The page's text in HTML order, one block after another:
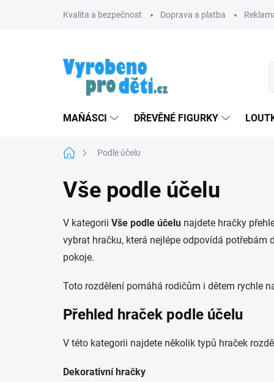
Kvalita a bezpečnost Doprava a platba
MAŇÁSCI DŘEVĚNÉ FIGURKY
Domů Podle účelu
Vše podle účelu
V kategorii Vše podle účelu najdete hračky
vybrat hračku, která nejlépe odpovídá
pokoje.
Toto rozdělení pomáhá rodičům i dětem rychle
Přehled hraček podle účelu
V této kategorii najdete několik typů hraček
Dekorativní hračky